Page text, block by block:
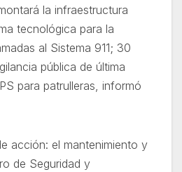
la infraestructura
tecnológica para la
al Sistema 911; 30
pública de última
para patrulleras, informó
acción: el mantenimiento y
de Seguridad y